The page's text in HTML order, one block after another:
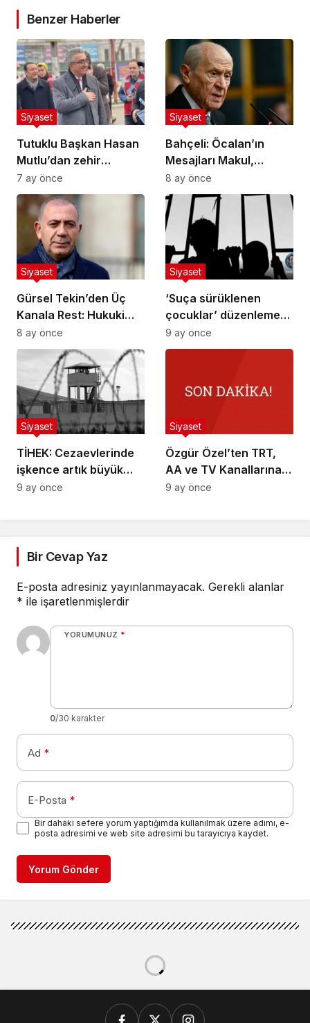
Benzer Haberler
Tutuklu Başkan Hasan
Mutlu’dan zehir
zemberek sözler:
“AKP’ye geçsem
tutuklanmazdım!”
Siyaset
7 ay önce
Bahçeli: Öcalan’ın
Mesajları Makul,
Sonuca Gidiyoruz
Siyaset
8 ay önce
Gürsel Tekin’den Üç
Kanala Rest: Hukuki
Yollara Başvuracağım
Siyaset
8 ay önce
‘Suça sürüklenen
çocuklar’ düzenlemesi
11. Yargı Paketi’nden
çıkarıldı, araştırma
Siyaset
9 ay önce
TİHEK: Cezaevlerinde
işkence artık büyük
ölçüde sona erdi, nadir
Siyaset
9 ay önce
Özgür Özel’ten TRT,
AA ve TV Kanallarına
Tepki
Siyaset
9 ay önce
Bir Cevap Yaz
E-posta adresiniz yayınlanmayacak. Gerekli alanlar
* ile işaretlenmişlerdir
YORUMUNUZ *
0/30 karakter
Ad *
E-Posta *
Bir dahaki sefere yorum yaptığımda kullanılmak üzere adımı, e-
posta adresimi ve web site adresimi bu tarayıcıya kaydet.
Yorum Gönder